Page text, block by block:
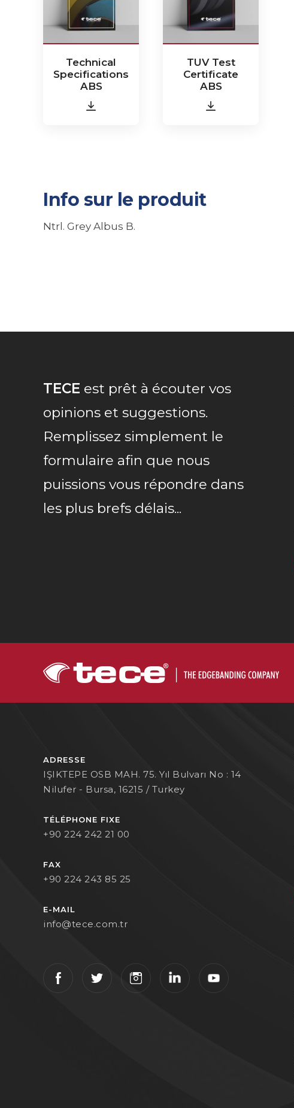
Technical
Specifications
ABS
TUV Test
Certificate
ABS
Info sur le produit
Ntrl. Grey Albus B.
TECE est prêt à écouter vos
opinions et suggestions.
Remplissez simplement le
formulaire afin que nous
puissions vous répondre dans
les plus brefs délais...
ADRESSE
IŞIKTEPE OSB MAH. 75. Yıl Bulvarı No : 14
Nilufer - Bursa, 16215 / Turkey
TÉLÉPHONE FIXE
+90 224 242 21 00
FAX
+90 224 243 85 25
E-MAIL
info@tece.com.tr